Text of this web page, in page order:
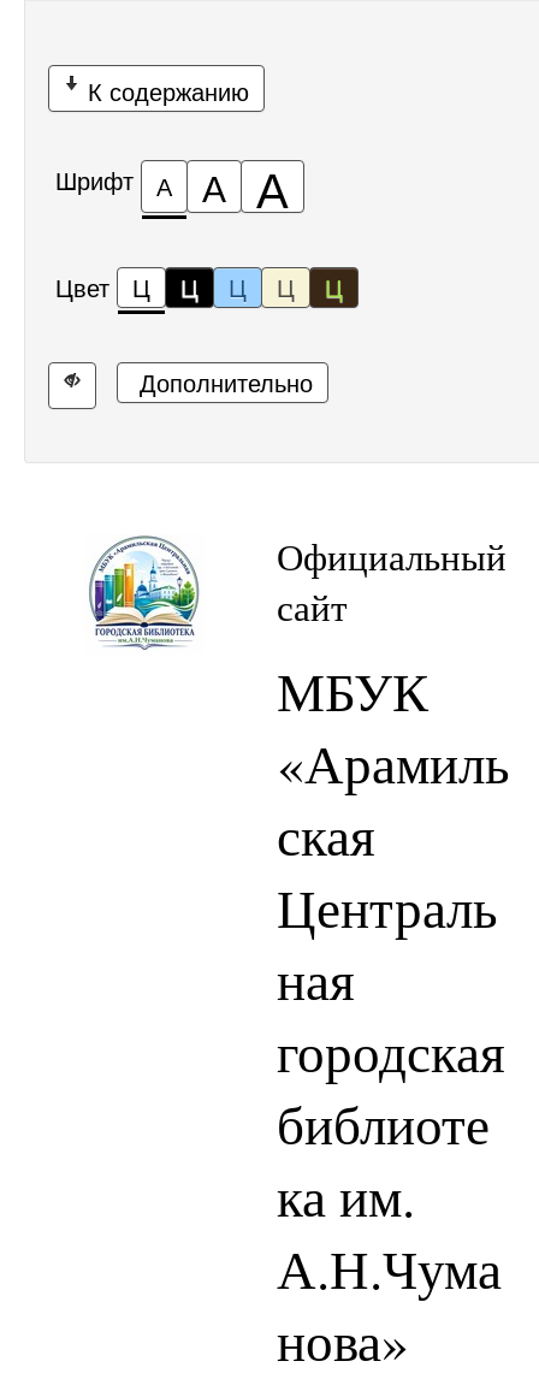
К содержанию
Шрифт А А А
Цвет Ц Ц Ц Ц Ц
Дополнительно
Официальный
сайт
МБУК
«Арамиль
ская
Централь
ная
городская
библиоте
ка им.
А.Н.Чума
нова»